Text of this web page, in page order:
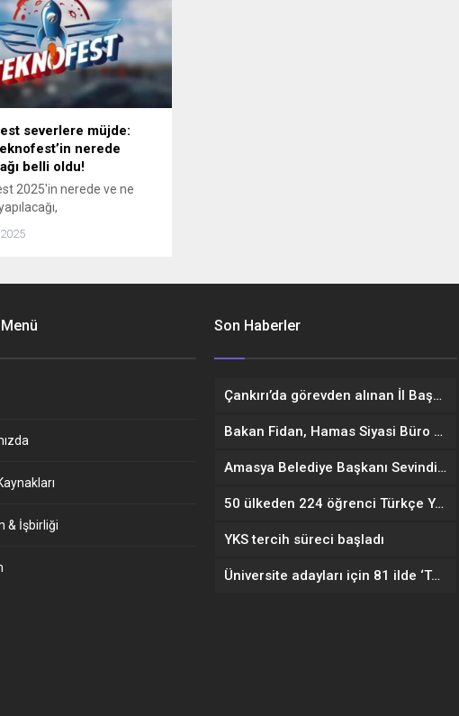
severlere müjde:
nerede
belli oldu!
2025'in nerede ve ne
İşte Teknofest 2025
& İşbirliği
Son Haberler
Çankırı’da görevden alınan İl Başkanı Ağaoğlu ve partililer CHP’den istifa edip, Yeni Parti’ye geçti
Bakan Fidan, Hamas Siyasi Büro Şefi Hayye’yi kabul etti
Amasya Belediye Başkanı Sevindi CHP’den istifa etti
50 ülkeden 224 öğrenci Türkçe Yaz Okulu’nu İstanbul’da tamamladı
YKS tercih süreci başladı
Üniversite adayları için 81 ilde ‘Tercih Danışmanlığı’ hizmeti